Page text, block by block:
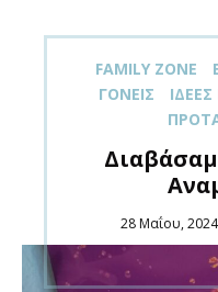
FAMILY ZONE
ΓΟΝΕΊΣ
Posted
28 Μαΐου, 2024